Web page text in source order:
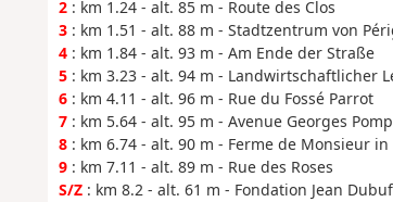
2: km 1.24 - alt. 85 m - Route des Clos
3: km 1.51 - alt. 88 m - Stadtzentrum von
4: km 1.84 - alt. 93 m - Am Ende der Straße
5: km 3.23 - alt. 94 m - Landwirtschaftlicher
6: km 4.11 - alt. 96 m - Rue du Fossé Parrot
7: km 5.64 - alt. 95 m - Avenue Georges
8: km 6.74 - alt. 90 m - Ferme de Monsieur in
9: km 7.11 - alt. 89 m - Rue des Roses
S/Z: km 8.2 - alt. 61 m - Fondation Jean